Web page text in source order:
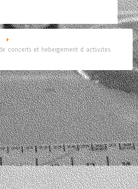
concerts et hebergement d activites